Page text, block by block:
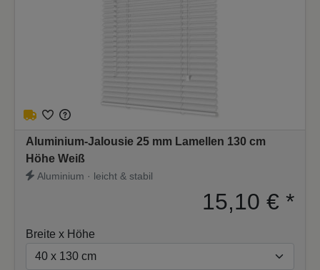
Aluminium-Jalousie 25 mm Lamellen 130 cm
Höhe Weiß
Aluminium · leicht & stabil
15,10 € *
Breite x Höhe